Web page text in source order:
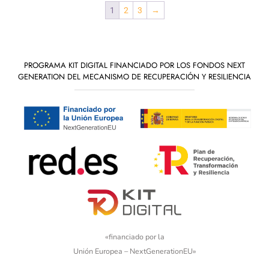
1 2 3 →
PROGRAMA KIT DIGITAL FINANCIADO POR LOS FONDOS NEXT
GENERATION DEL MECANISMO DE RECUPERACIÓN Y RESILIENCIA
«financiado por la
Unión Europea – NextGenerationEU»